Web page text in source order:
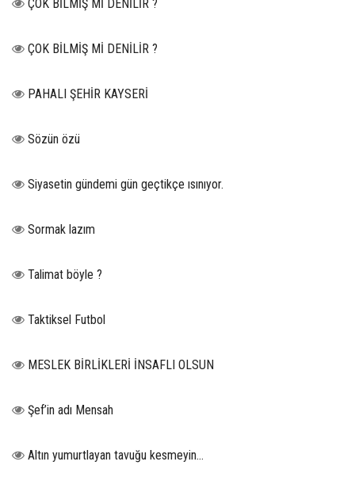
ÇOK BİLMİŞ Mİ DENİLİR ?
ÇOK BİLMİŞ Mİ DENİLİR ?
PAHALI ŞEHİR KAYSERİ
Sözün özü
Siyasetin gündemi gün geçtikçe ısınıyor.
Sormak lazım
Talimat böyle ?
Taktiksel Futbol
MESLEK BİRLİKLERİ İNSAFLI OLSUN
Şef’in adı Mensah
Altın yumurtlayan tavuğu kesmeyin…